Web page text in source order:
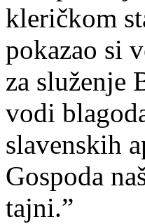
kleričkom
pokazao si
za služenje
vodi
slavenskih
Gospoda
tajni.”